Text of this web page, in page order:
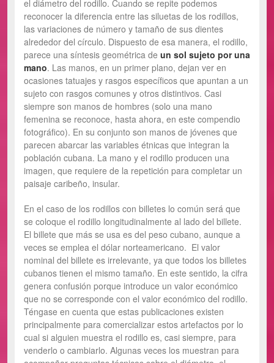
el diámetro del rodillo. Cuando se repite podemos
reconocer la diferencia entre las siluetas de los rodillos,
las variaciones de número y tamaño de sus dientes
alrededor del círculo. Dispuesto de esa manera, el rodillo,
parece una síntesis geométrica de un sol sujeto por una
mano. Las manos, en un primer plano, dejan ver en
ocasiones tatuajes y rasgos específicos que apuntan a un
sujeto con rasgos comunes y otros distintivos. Casi
siempre son manos de hombres (solo una mano
femenina se reconoce, hasta ahora, en este compendio
fotográfico). En su conjunto son manos de jóvenes que
parecen abarcar las variables étnicas que integran la
población cubana. La mano y el rodillo producen una
imagen, que requiere de la repetición para completar un
paisaje caribeño, insular.
En el caso de los rodillos con billetes lo común será que
se coloque el rodillo longitudinalmente al lado del billete.
El billete que más se usa es del peso cubano, aunque a
veces se emplea el dólar norteamericano. El valor
nominal del billete es irrelevante, ya que todos los billetes
cubanos tienen el mismo tamaño. En este sentido, la cifra
genera confusión porque introduce un valor económico
que no se corresponde con el valor económico del rodillo.
Téngase en cuenta que estas publicaciones existen
principalmente para comercializar estos artefactos por lo
cual si alguien muestra el rodillo es, casi siempre, para
venderlo o cambiarlo. Algunas veces los muestran para